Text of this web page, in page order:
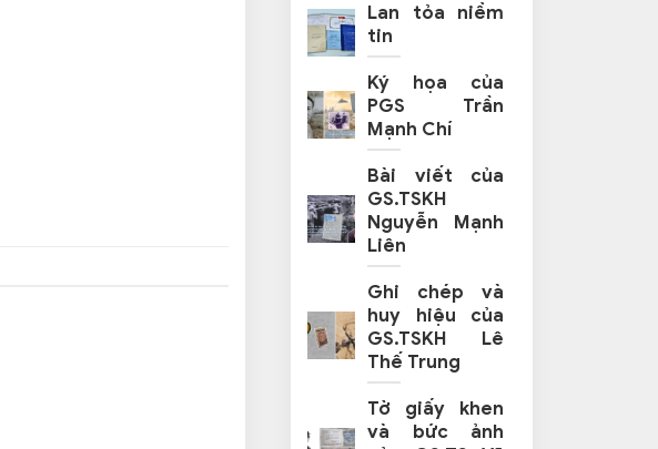
Lan tỏa niềm
tin
Ký họa của
PGS Trần
Mạnh Chí
Bài viết của
GS.TSKH
Nguyễn Mạnh
Liên
Ghi chép và
huy hiệu của
GS.TSKH Lê
Thế Trung
Tờ giấy khen
và bức ảnh